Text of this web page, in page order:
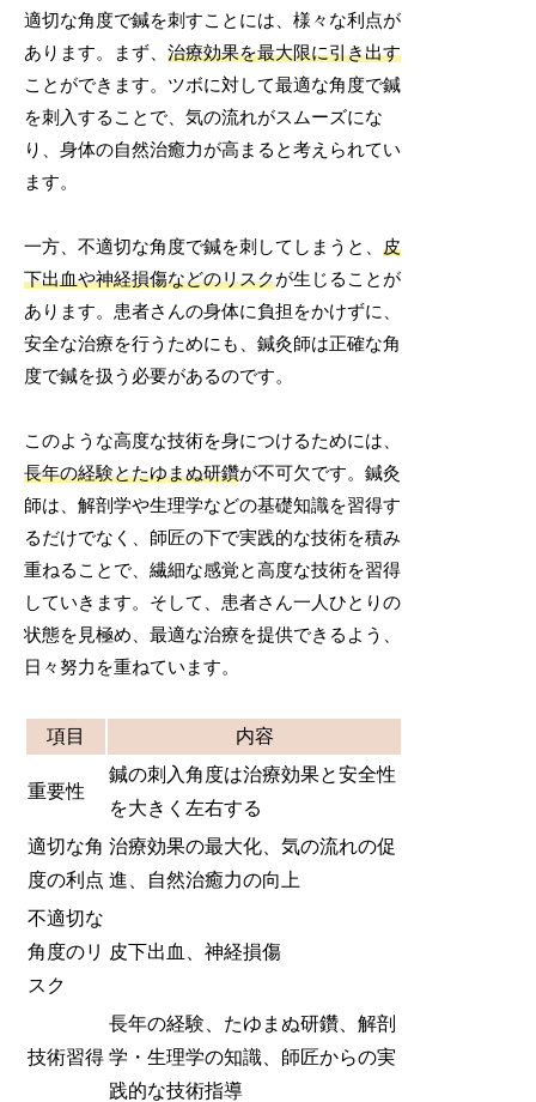
適切な角度で鍼を刺すことには、様々な利点が
あります。まず、治療効果を最大限に引き出す
ことができます。ツボに対して最適な角度で鍼
を刺入することで、気の流れがスムーズにな
り、身体の自然治癒力が高まると考えられてい
ます。
一方、不適切な角度で鍼を刺してしまうと、皮
下出血や神経損傷などのリスクが生じることが
あります。患者さんの身体に負担をかけずに、
安全な治療を行うためにも、鍼灸師は正確な角
度で鍼を扱う必要があるのです。
このような高度な技術を身につけるためには、
長年の経験とたゆまぬ研鑽が不可欠です。鍼灸
師は、解剖学や生理学などの基礎知識を習得す
るだけでなく、師匠の下で実践的な技術を積み
重ねることで、繊細な感覚と高度な技術を習得
していきます。そして、患者さん一人ひとりの
状態を見極め、最適な治療を提供できるよう、
日々努力を重ねています。
項目 内容
重要性
鍼の刺入角度は治療効果と安全性
を大きく左右する
適切な角
度の利点
治療効果の最大化、気の流れの促
進、自然治癒力の向上
不適切な
角度のリ
スク
皮下出血、神経損傷
技術習得
長年の経験、たゆまぬ研鑽、解剖
学・生理学の知識、師匠からの実
践的な技術指導